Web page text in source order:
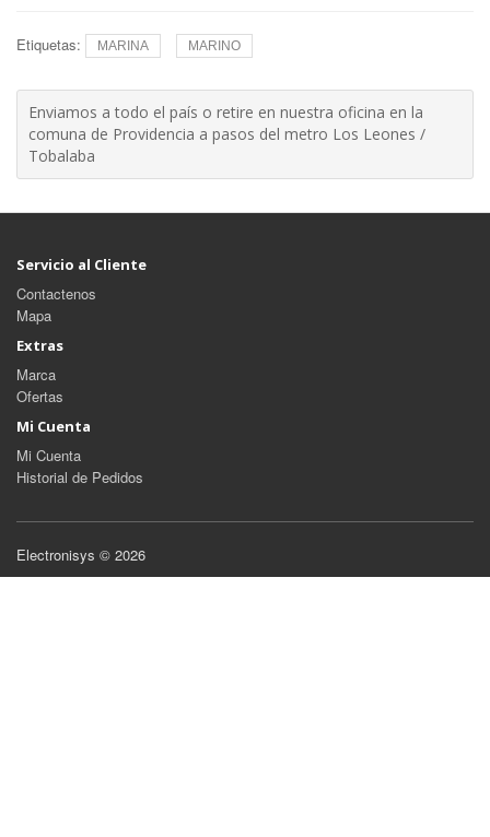
Etiquetas: MARINA MARINO
Enviamos a todo el país o retire en nuestra oficina en la
comuna de Providencia a pasos del metro Los Leones /
Tobalaba
Servicio al Cliente
Contactenos
Mapa
Extras
Marca
Ofertas
Mi Cuenta
Mi Cuenta
Historial de Pedidos
Electronisys © 2026